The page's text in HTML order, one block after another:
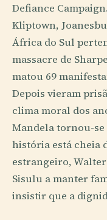
Defiance
Kliptown,
África do Sul
massacre de
matou 69
Depois vieram
clima moral dos
Mandela tornou-se
história está cheia
estrangeiro,
Sisulu a manter
insistir que a